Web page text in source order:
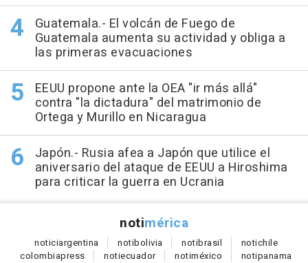
Guatemala.- El volcán de Fuego de
Guatemala aumenta su actividad y obliga a
las primeras evacuaciones
EEUU propone ante la OEA "ir más allá"
contra "la dictadura" del matrimonio de
Ortega y Murillo en Nicaragua
Japón.- Rusia afea a Japón que utilice el
aniversario del ataque de EEUU a Hiroshima
para criticar la guerra en Ucrania
notimérica
noticiargentina notibolivia notibrasil notichile
colombiapress notiecuador notiméxico notipanama